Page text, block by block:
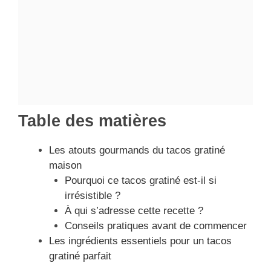
Table des matières
Les atouts gourmands du tacos gratiné
maison
Pourquoi ce tacos gratiné est-il si
irrésistible ?
À qui s’adresse cette recette ?
Conseils pratiques avant de commencer
Les ingrédients essentiels pour un tacos
gratiné parfait